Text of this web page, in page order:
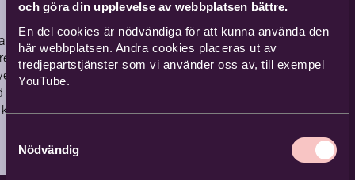
och göra din upplevelse av webbplatsen bättre.
En del cookies är nödvändiga för att kunna använda den
här webbplatsen. Andra cookies placeras ut av
tredjepartstjänster som vi använder oss av, till exempel
YouTube.
Nödvändig
2026-08 Komma
nde
3 tillfällen
med sina
har samarbete
lagt grunden
föreningar